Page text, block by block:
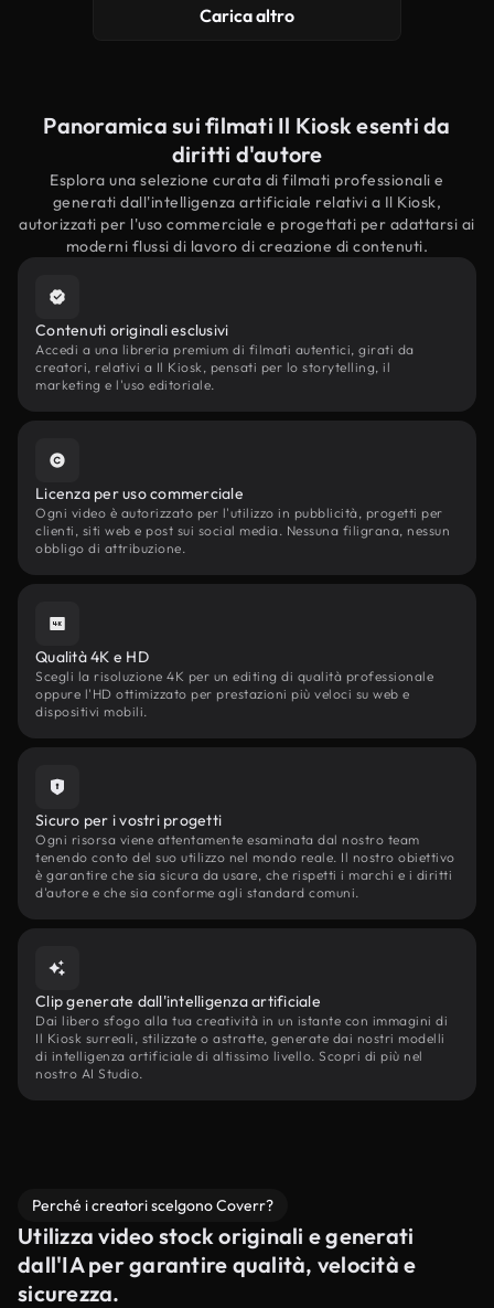
Carica altro
Panoramica sui filmati Il Kiosk esenti da
diritti d'autore
Esplora una selezione curata di filmati professionali e
generati dall'intelligenza artificiale relativi a Il Kiosk,
autorizzati per l'uso commerciale e progettati per adattarsi ai
moderni flussi di lavoro di creazione di contenuti.
Contenuti originali esclusivi
Accedi a una libreria premium di filmati autentici, girati da
creatori, relativi a Il Kiosk, pensati per lo storytelling, il
marketing e l'uso editoriale.
Licenza per uso commerciale
Ogni video è autorizzato per l'utilizzo in pubblicità, progetti per
clienti, siti web e post sui social media. Nessuna filigrana, nessun
obbligo di attribuzione.
Qualità 4K e HD
Scegli la risoluzione 4K per un editing di qualità professionale
oppure l'HD ottimizzato per prestazioni più veloci su web e
dispositivi mobili.
Sicuro per i vostri progetti
Ogni risorsa viene attentamente esaminata dal nostro team
tenendo conto del suo utilizzo nel mondo reale. Il nostro obiettivo
è garantire che sia sicura da usare, che rispetti i marchi e i diritti
d'autore e che sia conforme agli standard comuni.
Clip generate dall'intelligenza artificiale
Dai libero sfogo alla tua creatività in un istante con immagini di
Il Kiosk surreali, stilizzate o astratte, generate dai nostri modelli
di intelligenza artificiale di altissimo livello. Scopri di più nel
nostro AI Studio.
Perché i creatori scelgono Coverr?
Utilizza video stock originali e generati
dall'IA per garantire qualità, velocità e
sicurezza.